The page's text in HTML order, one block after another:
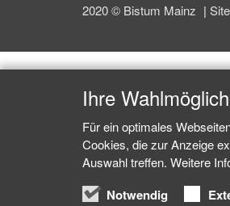
2020 © Bistum Mainz
Ihre
Für ein optimales
Cookies, die zur Anzeige
Auswahl treffen. Weitere
Notwendig